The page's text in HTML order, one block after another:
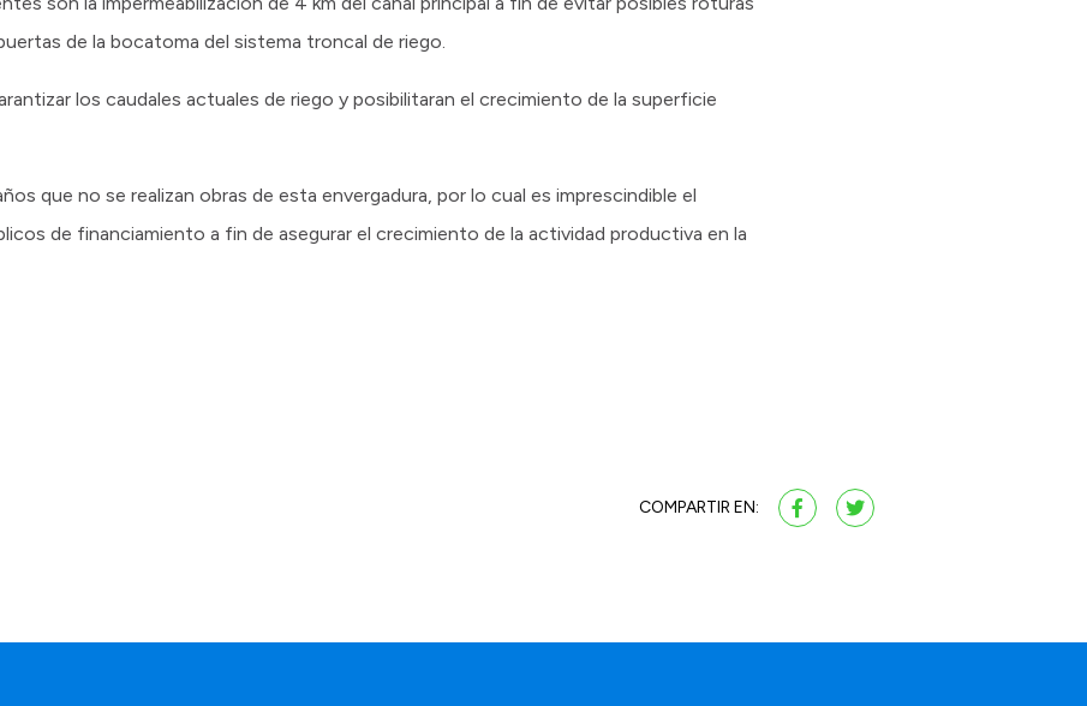
de la bocatoma del sistema troncal de riego.
los caudales actuales de riego y posibilitaran el crecimiento de la superficie
que no se realizan obras de esta envergadura, por lo cual es imprescindible el
de financiamiento a fin de asegurar el crecimiento de la actividad productiva en la
COMPARTIR EN: